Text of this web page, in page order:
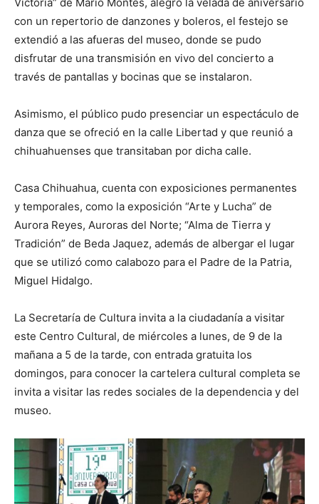
Victoria” de Mario Montes, alegró la velada de aniversario
con un repertorio de danzones y boleros, el festejo se
extendió a las afueras del museo, donde se pudo
disfrutar de una transmisión en vivo del concierto a
través de pantallas y bocinas que se instalaron.
Asimismo, el público pudo presenciar un espectáculo de
danza que se ofreció en la calle Libertad y que reunió a
chihuahuenses que transitaban por dicha calle.
Casa Chihuahua, cuenta con exposiciones permanentes
y temporales, como la exposición “Arte y Lucha” de
Aurora Reyes, Auroras del Norte; “Alma de Tierra y
Tradición” de Beda Jaquez, además de albergar el lugar
que se utilizó como calabozo para el Padre de la Patria,
Miguel Hidalgo.
La Secretaría de Cultura invita a la ciudadanía a visitar
este Centro Cultural, de miércoles a lunes, de 9 de la
mañana a 5 de la tarde, con entrada gratuita los
domingos, para conocer la cartelera cultural completa se
invita a visitar las redes sociales de la dependencia y del
museo.